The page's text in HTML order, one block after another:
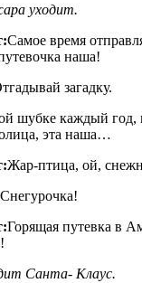
уходит.
Самое время
наша!
загадку.
шубке каждый год,
эта наша…
Жар-птица, ой,
Снегурочка!
Горящая путевка в
Санта- Клаус.